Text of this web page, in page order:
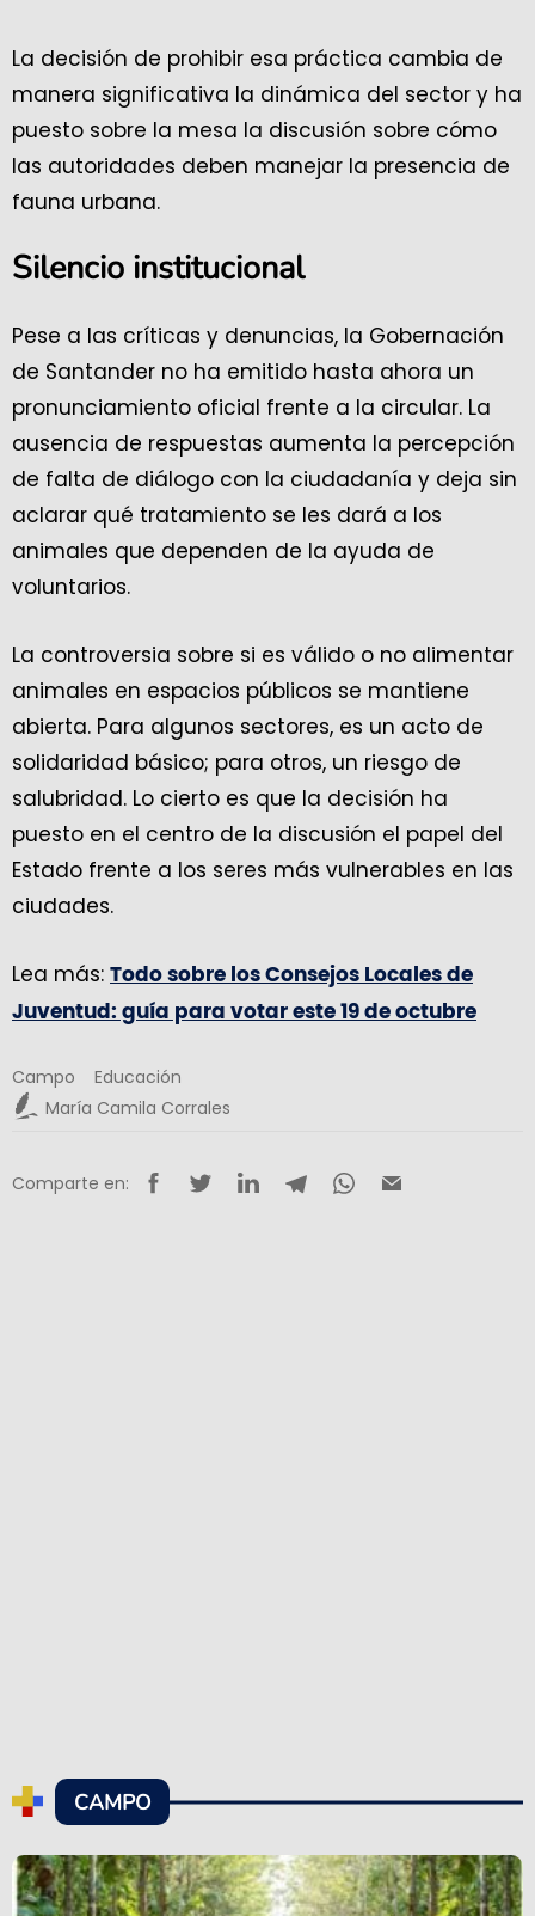
La decisión de prohibir esa práctica cambia de
manera significativa la dinámica del sector y ha
puesto sobre la mesa la discusión sobre cómo
las autoridades deben manejar la presencia de
fauna urbana.
Silencio institucional
Pese a las críticas y denuncias, la Gobernación
de Santander no ha emitido hasta ahora un
pronunciamiento oficial frente a la circular. La
ausencia de respuestas aumenta la percepción
de falta de diálogo con la ciudadanía y deja sin
aclarar qué tratamiento se les dará a los
animales que dependen de la ayuda de
voluntarios.
La controversia sobre si es válido o no alimentar
animales en espacios públicos se mantiene
abierta. Para algunos sectores, es un acto de
solidaridad básico; para otros, un riesgo de
salubridad. Lo cierto es que la decisión ha
puesto en el centro de la discusión el papel del
Estado frente a los seres más vulnerables en las
ciudades.
Lea más: Todo sobre los Consejos Locales de
Juventud: guía para votar este 19 de octubre
Campo
Educación
María Camila Corrales
Comparte en:
CAMPO